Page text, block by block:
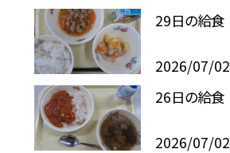
29日の給食
2026/07/02
26日の給食
2026/07/02